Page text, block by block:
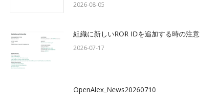
2026-08-05
組織に新しいROR IDを追加する時の注意
2026-07-17
OpenAlex_News20260710